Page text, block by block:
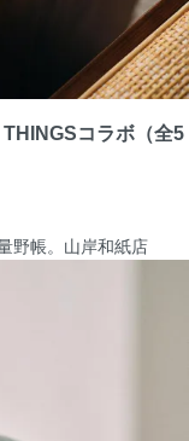
コラボ（全5
野帳。 山岸和紙店